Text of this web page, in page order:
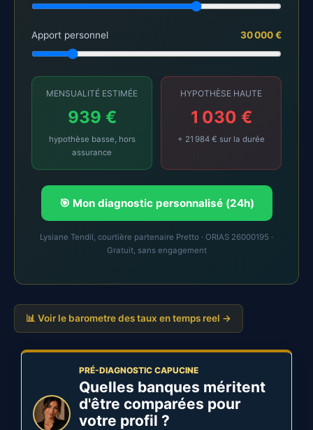
Apport personnel 30 000 €
MENSUALITÉ ESTIMÉE
939 €
hypothèse basse, hors
assurance
HYPOTHÈSE HAUTE
1 030 €
+ 21 984 € sur la durée
🎯 Mon diagnostic personnalisé (24h)
Lysiane Tendil, courtière partenaire Pretto · ORIAS 26000195 ·
Gratuit, sans engagement
📊 Voir le barometre des taux en temps reel →
PRÉ-DIAGNOSTIC CAPUCINE
Quelles banques méritent
d'être comparées pour
votre profil ?